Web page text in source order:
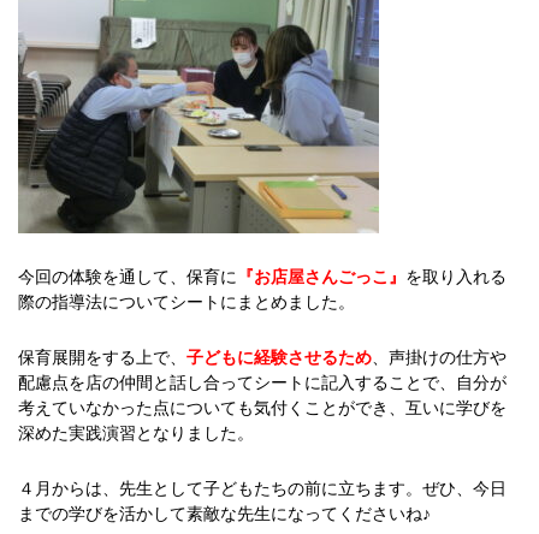
今回の体験を通して、 保育に 『お店屋さんごっこ』 を取り入れる
際の指導法についてシートにまとめました。
保育展開をする上で、 子どもに経験させるため 、声掛けの仕方や
配慮点を店の仲間と話し合ってシートに記入することで、自分が
考えていなかった点についても気付くことができ、互いに学びを
深めた実践演習となりました。
４月からは、先生として子どもたちの前に立ちます。ぜひ、今日
までの学びを活かして素敵な先生になってくださいね♪